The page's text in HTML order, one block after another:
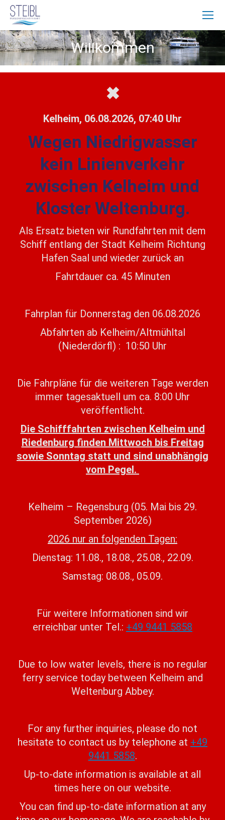
Willkommen
✖
Kelheim, 06.08.2026, 07:40 Uhr
Wegen Niedrigwasser
kein Linienverkehr
zwischen Kelheim und
Kloster Weltenburg.
Als Ersatz bieten wir Rundfahrten mit dem
Schiff entlang der Stadt Kelheim Richtung
Hafen Saal und wieder zurück an
Fahrtdauer ca. 45 Minuten
Fahrplan für Donnerstag den 06.08.2026
Abfahrten ab Kelheim/Altmühltal
(Niederdörfl) : 10:50 Uhr
Die Fahrpläne für die weiteren Tage werden
immer tagesaktuell um ca. 8:00 Uhr
veröffentlicht.
Die Schifffahrten zwischen Kelheim und
Riedenburg finden Mittwoch bis Freitag
sowie Sonntag statt und sind unabhängig
vom Pegel.
Kelheim – Regensburg (05. Mai bis 29.
September 2026)
2026 nur an folgenden Tagen:
Dienstag: 11.08., 18.08., 25.08., 22.09.
Samstag: 08.08., 05.09.
Für weitere Informationen sind wir
erreichbar unter Tel.: +49 9441 5858
Due to low water levels, there is no regular
ferry service today between Kelheim and
Weltenburg Abbey.
For any further inquiries, please do not
hesitate to contact us by telephone at +49
9441 5858.
Up-to-date information is available at all
times here on our website.
You can find up-to-date information at any